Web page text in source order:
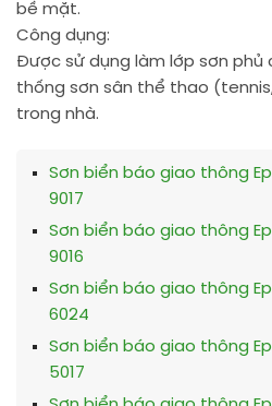
bề mặt.
Công dụng:
Được sử dụng làm lớp sơn phủ
thống sơn sân thể thao
trong nhà.
Sơn biển báo giao thông
9017
Sơn biển báo giao thông
9016
Sơn biển báo giao thông
6024
Sơn biển báo giao thông
5017